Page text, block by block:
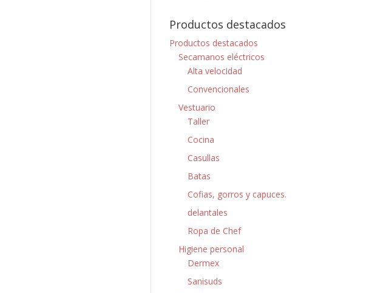
Productos destacados
Productos destacados
Secamanos eléctricos
Alta velocidad
Convencionales
Vestuario
Taller
Cocina
Casullas
Batas
Cofias, gorros y capuces.
delantales
Ropa de Chef
Higiene personal
Dermex
Sanisuds